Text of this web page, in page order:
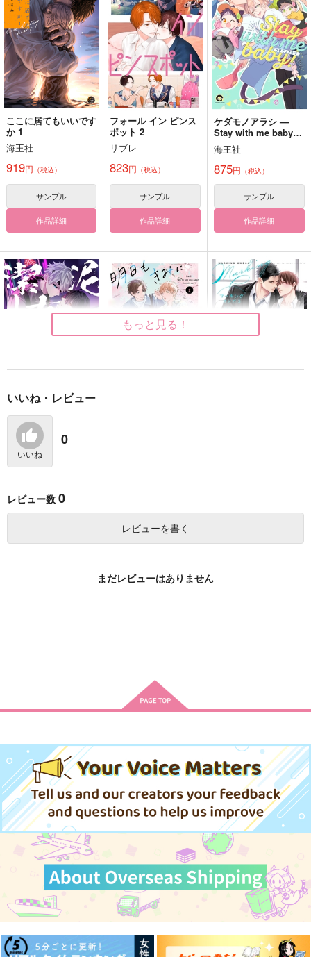
ここに居てもいいです
か 1
海王社
919円 （税込）
サンプル
作品詳細
フォール イン ピンス
ポット 2
リブレ
823円 （税込）
サンプル
作品詳細
ケダモノアラシ —
Stay with me baby！
—
海王社
875円 （税込）
サンプル
作品詳細
泥中に在って潔し
海王社
919円（税込）
作品詳細
海王社
サンプル
作品詳細
恋い恋う氷菓
海王社
作品詳細
海王社
サンプル
作品詳細
もっと見る！
いいね・レビュー
いいね
0
レビュー数 0
レビューを書く
まだレビューはありません